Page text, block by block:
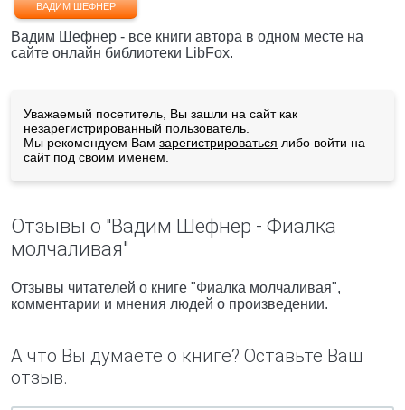
ВАДИМ ШЕФНЕР
Вадим Шефнер - все книги автора в одном месте на
сайте онлайн библиотеки LibFox.
Уважаемый посетитель, Вы зашли на сайт как
незарегистрированный пользователь.
Мы рекомендуем Вам зарегистрироваться либо войти на
сайт под своим именем.
Отзывы о "Вадим Шефнер - Фиалка
молчаливая"
Отзывы читателей о книге "Фиалка молчаливая",
комментарии и мнения людей о произведении.
А что Вы думаете о книге? Оставьте Ваш
отзыв.